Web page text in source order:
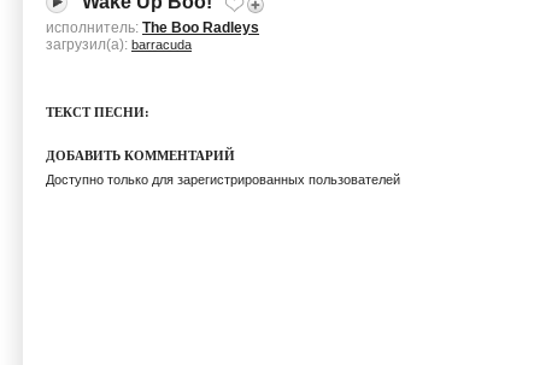
исполнитель: The Boo Radleys
загрузил(а): barracuda
ТЕКСТ ПЕСНИ:
ДОБАВИТЬ КОММЕНТАРИЙ
Доступно только для зарегистрированных пользователей